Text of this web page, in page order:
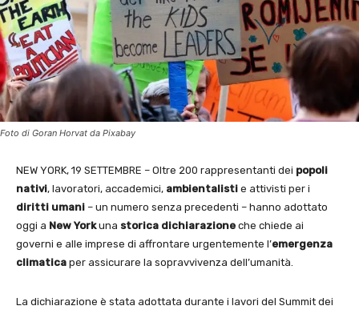
Foto di Goran Horvat da Pixabay
NEW YORK, 19 SETTEMBRE – Oltre 200 rappresentanti dei popoli
nativi, lavoratori, accademici, ambientalisti e attivisti per i
diritti umani – un numero senza precedenti – hanno adottato
oggi a New Yorkuna storica dichiarazione che chiede ai
governi e alle imprese di affrontare urgentemente l’emergenza
climatica per assicurare la sopravvivenza dell’umanità.
La dichiarazione è stata adottata durante i lavori del Summit dei